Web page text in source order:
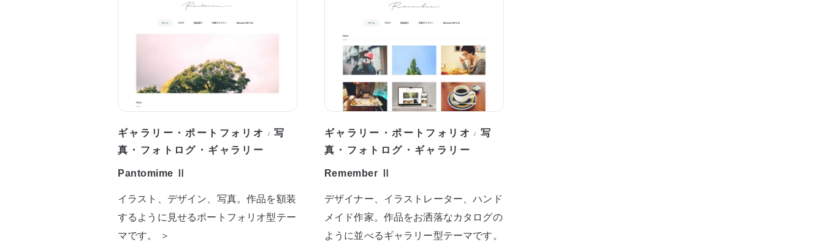
ギャラリー・ポートフォリオ /写
真・フォトログ・ギャラリー
Pantomime Ⅱ
イラスト、デザイン、写真。作品を額装
するように見せるポートフォリオ型テー
マです。 ＞
ギャラリー・ポートフォリオ /写
真・フォトログ・ギャラリー
Remember Ⅱ
デザイナー、イラストレーター、ハンド
メイド作家。作品をお洒落なカタログの
ように並べるギャラリー型テーマです。